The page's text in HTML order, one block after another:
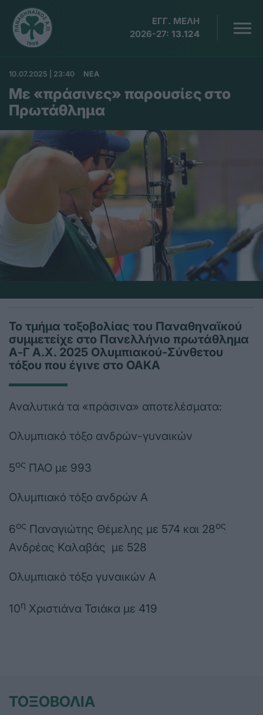
ΕΓΓ. ΜΕΛΗ
2026-27: 13.124
10.07.2025 | 23:40 ΝΕΑ
Με «πράσινες» παρουσίες στο
Πρωτάθλημα
Το τμήμα τοξοβολίας του Παναθηναϊκού
συμμετείχε στο Πανελλήνιο πρωτάθλημα
Α-Γ Α.Χ. 2025 Ολυμπιακού-Σύνθετου
τόξου που έγινε στο ΟΑΚΑ
Αναλυτικά τα «πράσινα» αποτελέσματα:
Ολυμπιακό τόξο ανδρών-γυναικών
5ος ΠΑΟ με 993
Ολυμπιακό τόξο ανδρών Α
6ος Παναγιώτης Θέμελης με 574 και 28ος
Ανδρέας Καλαβάς με 528
Ολυμπιακό τόξο γυναικών Α
10η Χριστιάνα Τσιάκα με 419
ΤΟΞΟΒΟΛΙΑ